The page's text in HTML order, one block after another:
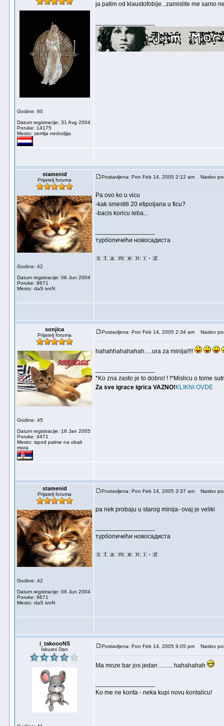
Godine: 60
Datum registracije: 31 Avg 2004
Poruke: 14175
Mesto: zemlja nedodjija
ja patim od klaustofobije...zamislite me samo
stamenid
Prijatelj foruma
Godine: 42
Datum registracije: 06 Jun 2004
Poruke: 9671
Mesto: daS ivoN
Postavljena: Pon Feb 14, 2005 2:12 am Naslov
Pa ovo ko u vicu
-kak smestiti 20 etipoljana u ficu?
-bacis koricu leba...
турбопичећи новосадиста
:s: :t: :a: :m: :e: :n: :i: - :d:
sonjica
Prijatelj foruma
Godine: 45
Datum registracije: 16 Jan 2005
Poruke: 4471
Mesto: ispod palme na obali
mora
Postavljena: Pon Feb 14, 2005 2:34 am Naslov
hahahhahahahah.....ura za minija!!!!
*Ko zna zasto je to dobro! ! !*Mislicu o tome
Za sve igrace igrica VAZNO! KLIKNI OVDE
stamenid
Prijatelj foruma
Godine: 42
Datum registracije: 06 Jun 2004
Poruke: 9671
Mesto: daS ivoN
Postavljena: Pon Feb 14, 2005 3:37 am Naslov
pa nek probaju u starog minija- ovaj je veliki
турбопичећи новосадиста
:s: :t: :a: :m: :e: :n: :i: - :d:
i_takoooNS
Iskusni član
Postavljena: Pon Feb 14, 2005 9:05 pm Naslov
Ma moze bar jos jedan ......... hahahahah
Ko me ne konta - neka kupi novu kontalicu!